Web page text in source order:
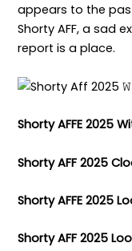
appears to the
Shorty AFF, a sad
report is a place.
Shorty AFFE 2025
Shorty AFF 2025
Shorty AFFE 2025
Shorty AFF 2025